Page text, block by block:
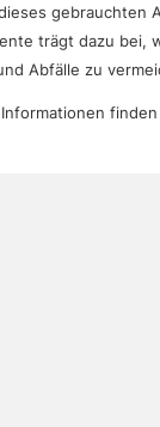
gebrauchten
trägt dazu bei,
Abfälle zu